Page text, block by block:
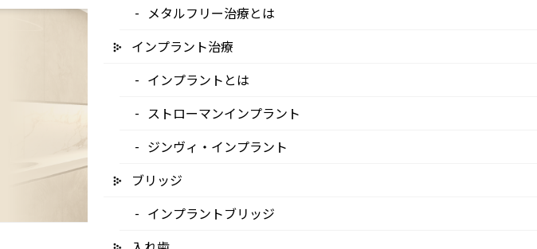
メタルフリー治療とは
インプラント治療
インプラントとは
ストローマンインプラント
ジンヴィ・インプラント
ブリッジ
インプラントブリッジ